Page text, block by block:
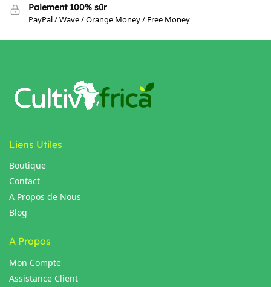
Paiement 100% sûr
PayPal / Wave / Orange Money / Free Money
Liens Utiles
Boutique
Contact
A Propos de Nous
Blog
A Propos
Mon Compte
Assistance Client